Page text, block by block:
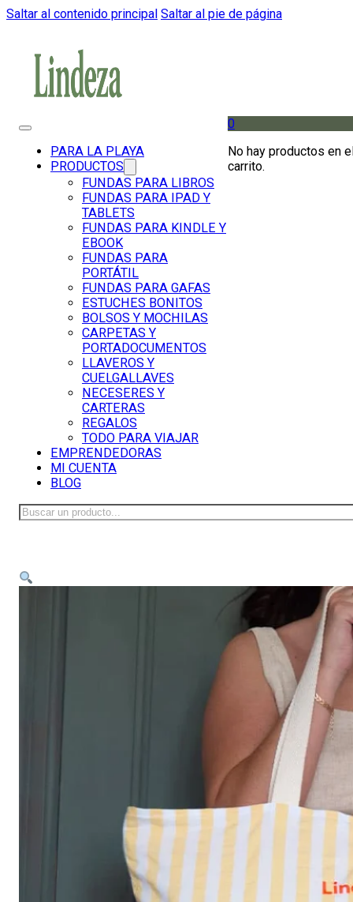
Saltar al contenido principal Saltar al pie de página
PARA LA PLAYA
PRODUCTOS
FUNDAS PARA LIBROS
FUNDAS PARA IPAD Y
TABLETS
FUNDAS PARA KINDLE Y
EBOOK
FUNDAS PARA
PORTÁTIL
FUNDAS PARA GAFAS
ESTUCHES BONITOS
BOLSOS Y MOCHILAS
CARPETAS Y
PORTADOCUMENTOS
LLAVEROS Y
CUELGALLAVES
NECESERES Y
CARTERAS
REGALOS
TODO PARA VIAJAR
EMPRENDEDORAS
MI CUENTA
BLOG
0
No hay productos en
carrito.
Buscar